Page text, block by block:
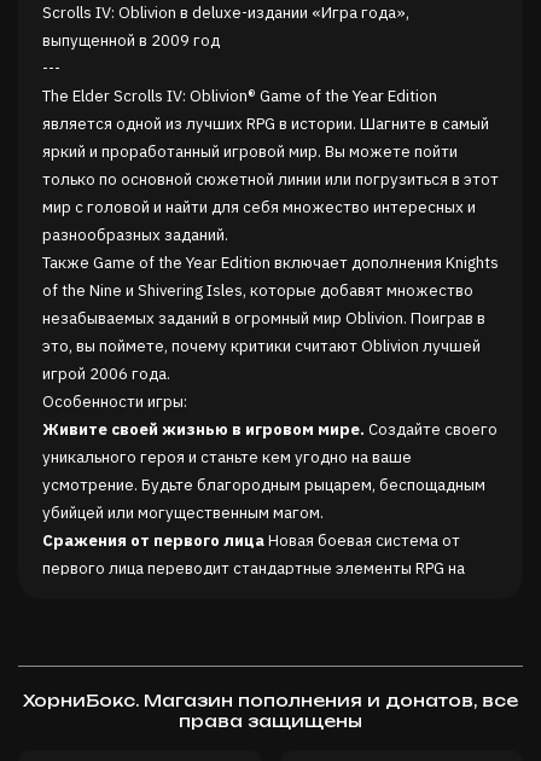
Scrolls IV: Oblivion в deluxe-издании «Игра года»,
выпущенной в 2009 год
---
The Elder Scrolls IV: Oblivion® Game of the Year Edition
является одной из лучших RPG в истории. Шагните в самый
яркий и проработанный игровой мир. Вы можете пойти
только по основной сюжетной линии или погрузиться в этот
мир с головой и найти для себя множество интересных и
разнообразных заданий.
Также Game of the Year Edition включает дополнения Knights
of the Nine и Shivering Isles, которые добавят множество
незабываемых заданий в огромный мир Oblivion. Поиграв в
это, вы поймете, почему критики считают Oblivion лучшей
игрой 2006 года.
Особенности игры:
Живите своей жизнью в игровом мире. Создайте своего
уникального героя и станьте кем угодно на ваше
усмотрение. Будьте благородным рыцарем, беспощадным
убийцей или могущественным магом.
Сражения от первого лицаНовая боевая система от
первого лица переводит стандартные элементы RPG на
собственные цели. Они самостоятельно принимают
решают, когда им пойти спать или есть, сходить в трактир
ХорниБокс. Магазин пополнения и донатов, все
права защищены